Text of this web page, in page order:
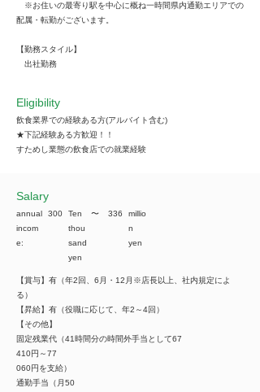
※お住いの最寄り駅を中心に概ね一時間県内通勤エリアでの
配属・転勤がございます。
【勤務スタイル】
出社勤務
Eligibility
飲食業界での経験ある方(アルバイト含む)
★下記経験ある方歓迎！！
すためし業態の飲食店での就業経験
​Salary
annual
incom
e:
300
Ten
thou
sand
yen
​〜 336
millio
n
yen
【賞与】有（年2回、6月・12月※店長以上、社内規定によ
る）
【昇給】有（役職に応じて、年2～4回）
【その他】
固定残業代（41時間分の時間外手当として67
410円～77
060円を支給）
通勤手当（月50